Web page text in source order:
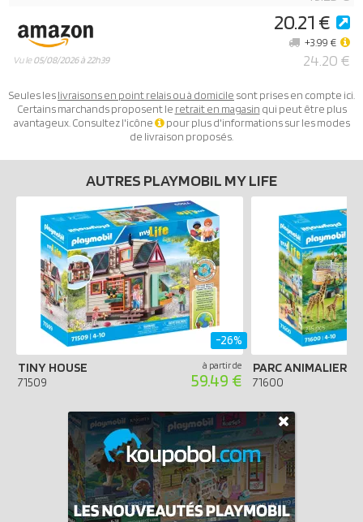
Vu le05/08/2026 à 22h39
20.21 €
24.20 €
+3.99 €
Seules leslivraisons en point relais ou à domicile sont prises en compte ici.
Certains marchands proposent le retrait en magasin qui peut être plus
avantageux. Consultez l'icône
pour plus d'informations sur les modes
de livraison proposés.
AUTRES PLAYMOBIL MY LIFE
TINY HOUSE
71509
à partir de
59.49 €
-26%
71600